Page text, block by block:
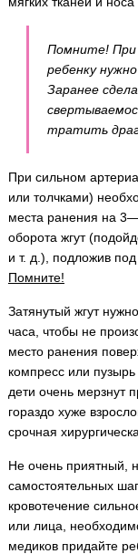
Помните! При
ребенку
Заранее
тратить
При сильном
или толчками)
места ранения на
оборота жгут
и т. д.), подложив под
Помните!
Затянутый жгут
часа, чтобы не
место ранения
компресс или
дети очень мерзнут
гораздо хуже
срочная
Не очень приятный,
самостоятельных
кровотечение
или лица,
медиков придайте